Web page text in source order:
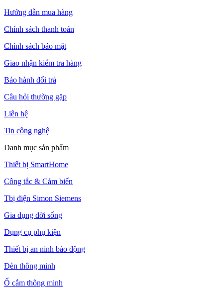
Hướng dẫn mua hàng
Chính sách thanh toán
Chính sách bảo mật
Giao nhận kiểm tra hàng
Bảo hành đổi trả
Câu hỏi thường gặp
Liên hệ
Tin công nghệ
Danh mục sản phẩm
Thiết bị SmartHome
Công tắc & Cảm biến
Tbị điện Simon Siemens
Gia dụng đời sống
Dụng cụ phụ kiện
Thiết bị an ninh báo động
Đèn thông minh
Ổ cắm thông minh